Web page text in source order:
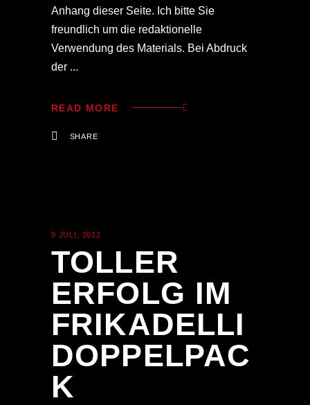
Anhang dieser Seite. Ich bitte Sie
freundlich um die redaktionelle
Verwendung des Materials. Bei Abdruck
der
READ MORE
SHARE
9 JULI, 2012
TOLLER
ERFOLG IM
FRIKADELLI
DOPPELPAC
K